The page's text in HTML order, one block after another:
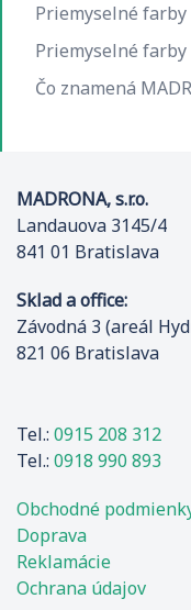
Priemyselné
Priemyselné farby
Čo znamená
MADRONA, s.r.o.
Landauova 3145/4
841 01 Bratislava
Sklad a office:
Závodná 3 (areál
821 06 Bratislava
Tel.: 0915 208 312
Tel.: 0918 990 893
Obchodné
Doprava
Reklamácie
Ochrana údajov